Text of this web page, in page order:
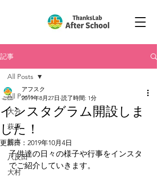
記事
All Posts
大分
萩原
熊本
八反田
大村
All Posts
インスタグラム開設しま
した！
アフスク
2019年8月27日 読了時間: 1分
更新日： 2019年10月4日
子供達の日々の様子や行事をインスタ
でご紹介していきます。